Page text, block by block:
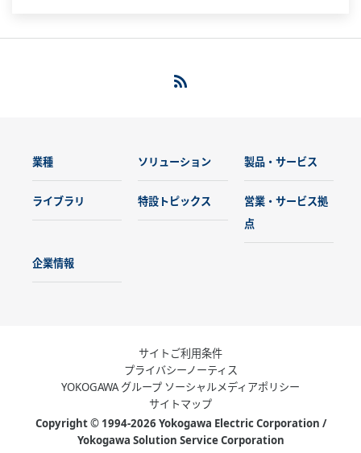
業種 ソリューション 製品・サービス
ライブラリ 特設トピックス
営業・サービス拠
点
企業情報
サイトご利用条件
プライバシーノーティス
YOKOGAWA グループ ソーシャルメディアポリシー
サイトマップ
Copyright © 1994-2026 Yokogawa Electric Corporation /
Yokogawa Solution Service Corporation